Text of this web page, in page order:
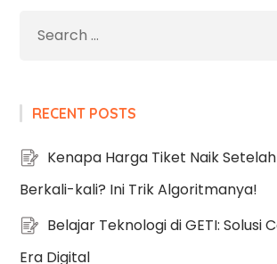
RECENT POSTS
Kenapa Harga Tiket Naik
Berkali-kali? Ini Trik Algoritmanya!
Belajar Teknologi di GETI: Solusi
Era Digital